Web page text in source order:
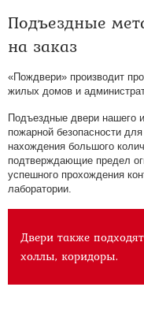
Подъездные
на заказ
«Пождвери» производит
жилых домов и
Подъездные двери нашего
пожарной безопасности
нахождения большого
подтверждающие предел
успешного прохождения
лаборатории.
Двери также
холлы, коридоры.